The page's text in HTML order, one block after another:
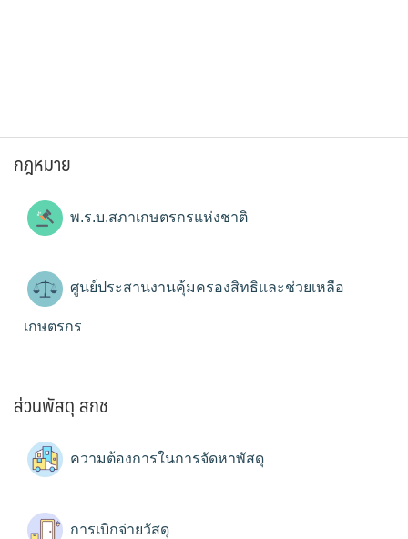
Search
กฎหมาย
พ.ร.บ.สภาเกษตรกรแห่งชาติ
ศูนย์ประสานงานคุ้มครองสิทธิและช่วยเหลือ
เกษตรกร
ส่วนพัสดุ สกช
ความต้องการในการจัดหาพัสดุ
การเบิกจ่ายวัสดุ